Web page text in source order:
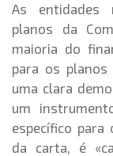
As entidades
planos da
maioria do
para os planos
uma clara
um
específico
da carta, é